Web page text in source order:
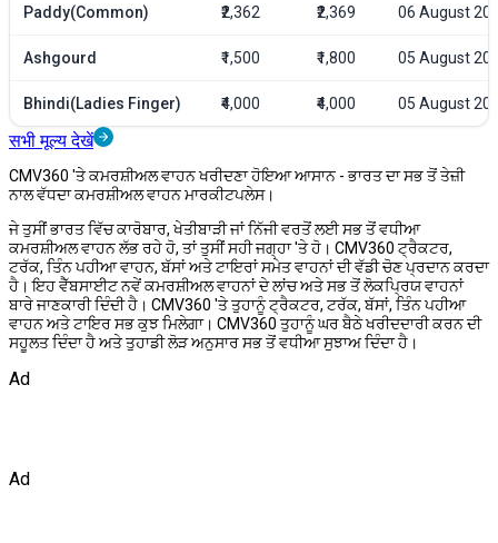
Paddy(Common) ₹2,362 ₹2,369 06 August
Ashgourd ₹1,500 ₹1,800 05 August
Bhindi(Ladies Finger) ₹4,000 ₹4,000 05 August
सभी मूल्य देखें
CMV360 'ਤੇ ਕਮਰਸ਼ੀਅਲ ਵਾਹਨ ਖਰੀਦਣਾ ਹੋਇਆ ਆਸਾਨ - ਭਾਰਤ ਦਾ ਸਭ ਤੋਂ ਤੇਜ਼ੀ
ਨਾਲ ਵੱਧਦਾ ਕਮਰਸ਼ੀਅਲ ਵਾਹਨ ਮਾਰਕੀਟਪਲੇਸ।
ਜੇ ਤੁਸੀਂ ਭਾਰਤ ਵਿੱਚ ਕਾਰੋਬਾਰ, ਖੇਤੀਬਾੜੀ ਜਾਂ ਨਿੱਜੀ ਵਰਤੋਂ ਲਈ ਸਭ ਤੋਂ ਵਧੀਆ
ਕਮਰਸ਼ੀਅਲ ਵਾਹਨ ਲੱਭ ਰਹੇ ਹੋ, ਤਾਂ ਤੁਸੀਂ ਸਹੀ ਜਗ੍ਹਾ 'ਤੇ ਹੋ। CMV360 ਟ੍ਰੈਕਟਰ,
ਟਰੱਕ, ਤਿੰਨ ਪਹੀਆ ਵਾਹਨ, ਬੱਸਾਂ ਅਤੇ ਟਾਇਰਾਂ ਸਮੇਤ ਵਾਹਨਾਂ ਦੀ ਵੱਡੀ ਚੋਣ ਪ੍ਰਦਾਨ ਕਰਦਾ
ਹੈ। ਇਹ ਵੈੱਬਸਾਈਟ ਨਵੇਂ ਕਮਰਸ਼ੀਅਲ ਵਾਹਨਾਂ ਦੇ ਲਾਂਚ ਅਤੇ ਸਭ ਤੋਂ ਲੋਕਪ੍ਰਿਯ ਵਾਹਨਾਂ
ਬਾਰੇ ਜਾਣਕਾਰੀ ਦਿੰਦੀ ਹੈ। CMV360 'ਤੇ ਤੁਹਾਨੂੰ ਟ੍ਰੈਕਟਰ, ਟਰੱਕ, ਬੱਸਾਂ, ਤਿੰਨ ਪਹੀਆ
ਵਾਹਨ ਅਤੇ ਟਾਇਰ ਸਭ ਕੁਝ ਮਿਲੇਗਾ। CMV360 ਤੁਹਾਨੂੰ ਘਰ ਬੈਠੇ ਖਰੀਦਦਾਰੀ ਕਰਨ ਦੀ
ਸਹੂਲਤ ਦਿੰਦਾ ਹੈ ਅਤੇ ਤੁਹਾਡੀ ਲੋੜ ਅਨੁਸਾਰ ਸਭ ਤੋਂ ਵਧੀਆ ਸੁਝਾਅ ਦਿੰਦਾ ਹੈ।
Ad
Ad